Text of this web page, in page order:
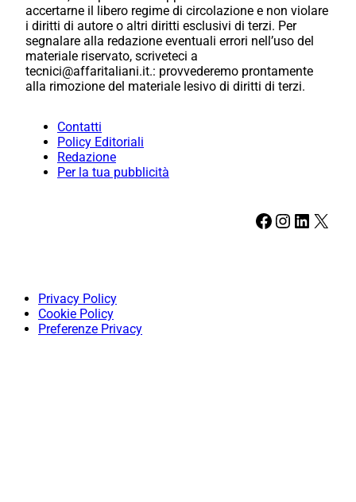
accertarne il libero regime di circolazione e non violare
i diritti di autore o altri diritti esclusivi di terzi. Per
segnalare alla redazione eventuali errori nell’uso del
materiale riservato, scriveteci a
tecnici@affaritaliani.it.: provvederemo prontamente
alla rimozione del materiale lesivo di diritti di terzi.
Contatti
Policy Editoriali
Redazione
Per la tua pubblicità
Facebook Instagram LinkedIn X
Privacy Policy
Cookie Policy
Preferenze Privacy